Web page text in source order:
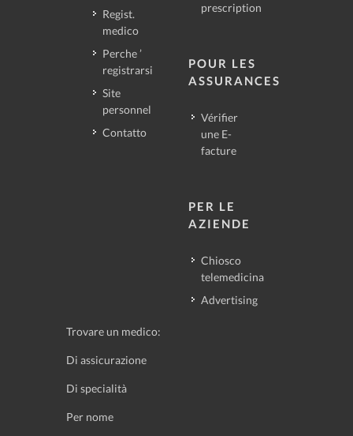
Regist.
medico
Perche ’
registrarsi
Site
personnel
Contatto
prescription
POUR LES
ASSURANCES
Vérifier
une E-
facture
PER LE
AZIENDE
Chiosco
telemedicina
Advertising
Trovare un medico:
Di assicurazione
Di specialità
Per nome